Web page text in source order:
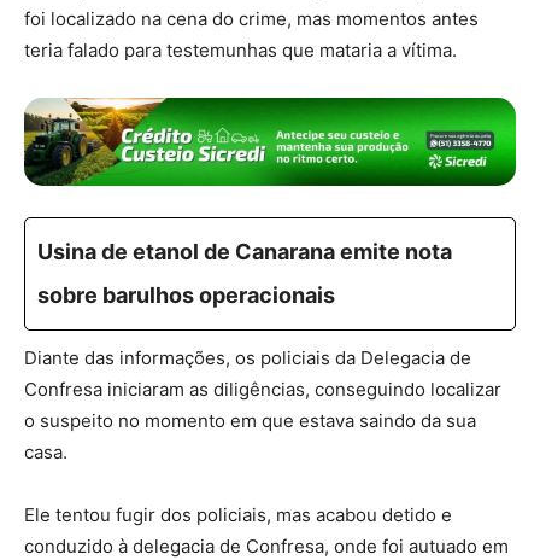
foi localizado na cena do crime, mas momentos antes
teria falado para testemunhas que mataria a vítima.
Usina de etanol de Canarana emite nota
sobre barulhos operacionais
Diante das informações, os policiais da Delegacia de
Confresa iniciaram as diligências, conseguindo localizar
o suspeito no momento em que estava saindo da sua
casa.
Ele tentou fugir dos policiais, mas acabou detido e
conduzido à delegacia de Confresa, onde foi autuado em